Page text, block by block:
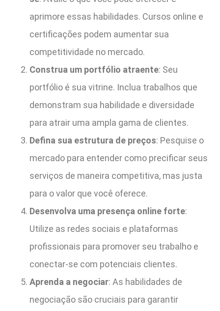
aprimore essas habilidades. Cursos online e
certificações podem aumentar sua
competitividade no mercado.
Construa um portfólio atraente: Seu
portfólio é sua vitrine. Inclua trabalhos que
demonstram sua habilidade e diversidade
para atrair uma ampla gama de clientes.
Defina sua estrutura de preços: Pesquise o
mercado para entender como precificar seus
serviços de maneira competitiva, mas justa
para o valor que você oferece.
Desenvolva uma presença online forte:
Utilize as redes sociais e plataformas
profissionais para promover seu trabalho e
conectar-se com potenciais clientes.
Aprenda a negociar: As habilidades de
negociação são cruciais para garantir